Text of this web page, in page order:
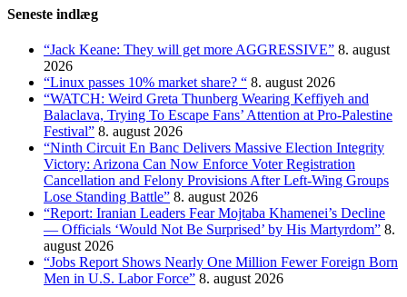
Seneste indlæg
“Jack Keane: They will get more AGGRESSIVE” 8. august
2026
“Linux passes 10% market share? “ 8. august 2026
“WATCH: Weird Greta Thunberg Wearing Keffiyeh and
Balaclava, Trying To Escape Fans’ Attention at Pro-Palestine
Festival” 8. august 2026
“Ninth Circuit En Banc Delivers Massive Election Integrity
Victory: Arizona Can Now Enforce Voter Registration
Cancellation and Felony Provisions After Left-Wing Groups
Lose Standing Battle” 8. august 2026
“Report: Iranian Leaders Fear Mojtaba Khamenei’s Decline
— Officials ‘Would Not Be Surprised’ by His Martyrdom” 8.
august 2026
“Jobs Report Shows Nearly One Million Fewer Foreign Born
Men in U.S. Labor Force” 8. august 2026